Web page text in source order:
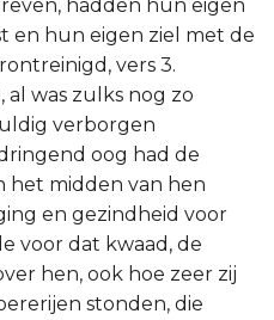
hadden hun eigen
en hun eigen ziel met de
vers 3.
al was zulks nog zo
verborgen
oog had de
het midden van hen
en gezindheid voor
voor dat kwaad, de
hen, ook hoe zeer zij
stonden, die